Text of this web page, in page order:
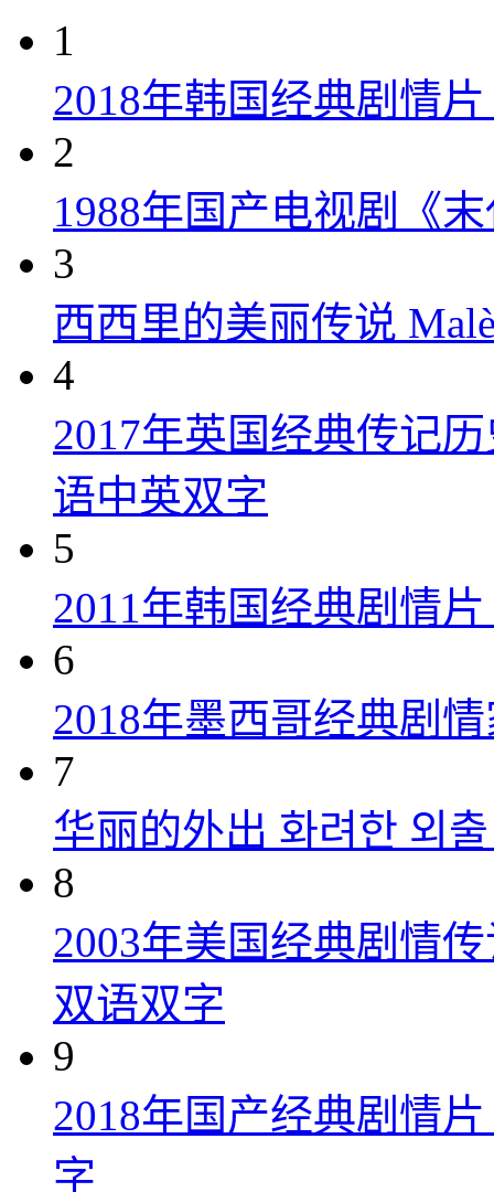
1
2018年韩国经典剧情
2
1988年国产电视剧《
3
西西里的美丽传说
4
2017年英国经典传记
语中英双字
5
2011年韩国经典剧情
6
2018年墨西哥经典剧
7
华丽的外出 화려한 외
8
2003年美国经典剧情
双语双字
9
2018年国产经典剧情
字